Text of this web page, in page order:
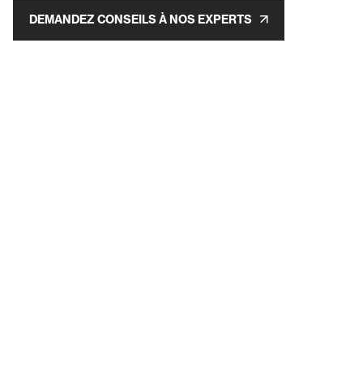
DEMANDEZ CONSEILS À NOS EXPERTS